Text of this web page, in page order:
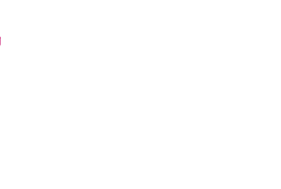
veřejných prostorách.